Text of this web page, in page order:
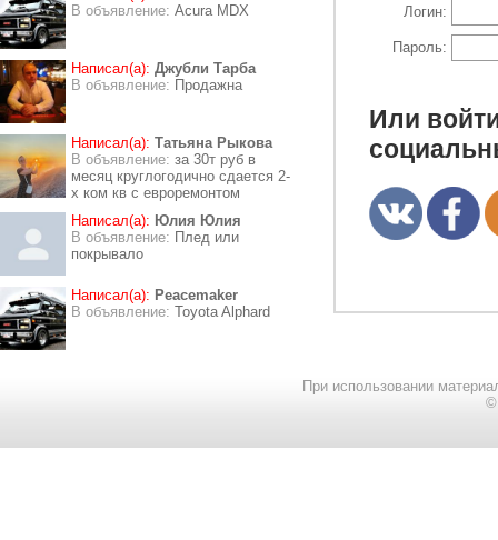
В объявление: Acura MDX
Написал(а): Джубли Тарба
В объявление: Продажна
Написал(а): Татьяна Рыкова
В объявление: за 30т руб в
месяц круглогодично сдается 2-
х ком кв с евроремонтом
Написал(а): Юлия Юлия
В объявление: Плед или
покрывало
Написал(а): Peacemaker
В объявление: Toyota Alphard
Логин:
Пароль:
Или
При использовании